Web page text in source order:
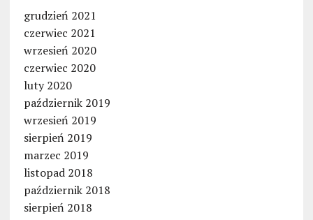
grudzień 2021
czerwiec 2021
wrzesień 2020
czerwiec 2020
luty 2020
październik 2019
wrzesień 2019
sierpień 2019
marzec 2019
listopad 2018
październik 2018
sierpień 2018